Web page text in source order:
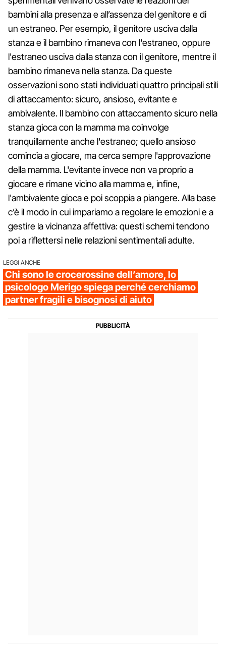
bambini alla presenza e all’assenza del genitore e di
un estraneo. Per esempio, il genitore usciva dalla
stanza e il bambino rimaneva con l'estraneo, oppure
l'estraneo usciva dalla stanza con il genitore, mentre il
bambino rimaneva nella stanza. Da queste
osservazioni sono stati individuati quattro principali stili
di attaccamento: sicuro, ansioso, evitante e
ambivalente. Il bambino con attaccamento sicuro nella
stanza gioca con la mamma ma coinvolge
tranquillamente anche l'estraneo; quello ansioso
comincia a giocare, ma cerca sempre l'approvazione
della mamma. L'evitante invece non va proprio a
giocare e rimane vicino alla mamma e, infine,
l'ambivalente gioca e poi scoppia a piangere. Alla base
c’è il modo in cui impariamo a regolare le emozioni e a
gestire la vicinanza affettiva: questi schemi tendono
poi a riflettersi nelle relazioni sentimentali adulte.
LEGGI ANCHE
Chi sono le crocerossine dell’amore, lo
psicologo Merigo spiega perché cerchiamo
partner fragili e bisognosi di aiuto